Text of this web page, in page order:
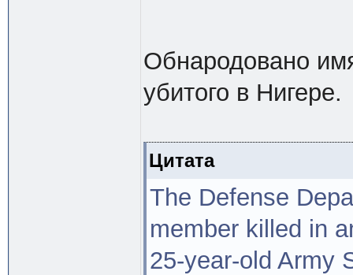
Обнародовано
убитого в Нигере.
Цитата
The Defense
member killed in
25-year-old Army